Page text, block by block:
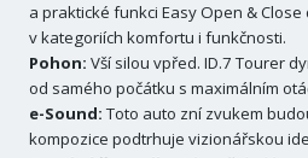
a praktické funkci Easy Open &
v kategoriích komfortu i funkčnosti.
Pohon: Vší silou vpřed. ID.7 Tourer
od samého počátku s maximálním
e-Sound: Toto auto zní zvukem
kompozice podtrhuje vizionářskou